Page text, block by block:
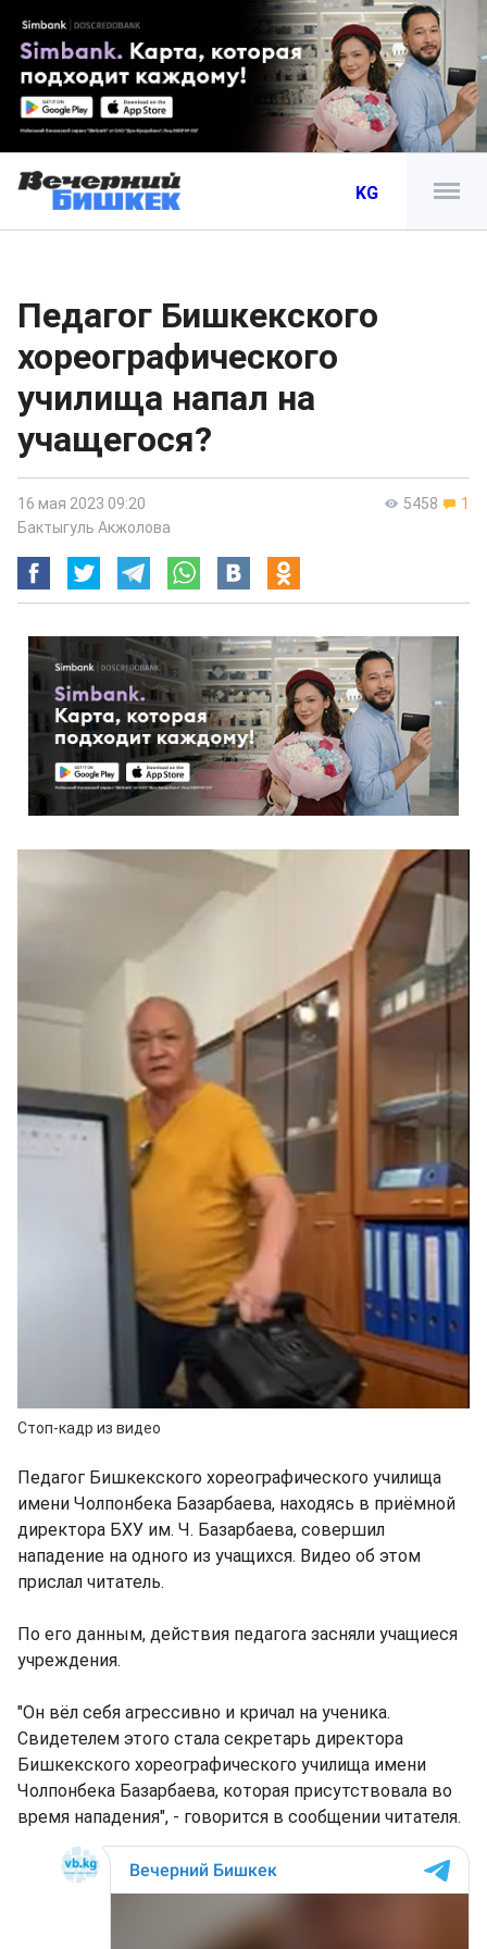
KG
Педагог Бишкекского
хореографического
училища напал на
учащегося?
5458 1
16 мая 2023 09:20
Бактыгуль Акжолова
Стоп-кадр из видео
Педагог Бишкекского хореографического училища
имени Чолпонбека Базарбаева, находясь в приёмной
директора БХУ им. Ч. Базарбаева, совершил
нападение на одного из учащихся. Видео об этом
прислал читатель.
По его данным, действия педагога засняли учащиеся
учреждения.
"Он вёл себя агрессивно и кричал на ученика.
Свидетелем этого стала секретарь директора
Бишкекского хореографического училища имени
Чолпонбека Базарбаева, которая присутствовала во
время нападения", - говорится в сообщении читателя.